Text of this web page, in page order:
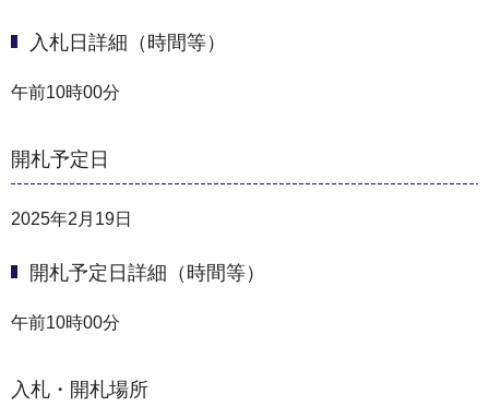
入札日詳細（時間等）
午前10時00分
開札予定日
2025年2月19日
開札予定日詳細（時間等）
午前10時00分
入札・開札場所